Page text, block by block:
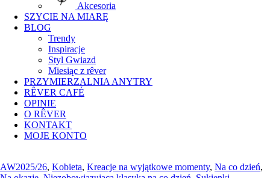
Akcesoria
SZYCIE NA MIARĘ
BLOG
Trendy
Inspiracje
Styl Gwiazd
Miesiąc z rêver
PRZYMIERZALNIA ANYTRY
RÊVER CAFÉ
OPINIE
O RÊVER
KONTAKT
MOJE KONTO
AW2025/26, Kobieta, Kreacje na wyjątkowe momenty, Na co dzień,